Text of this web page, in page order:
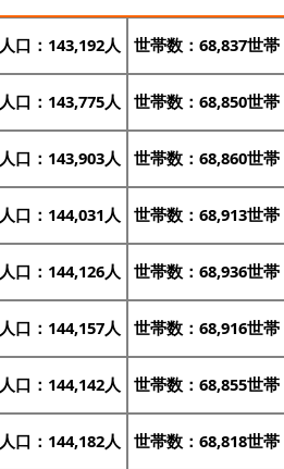
人口：143,192人 世帯数：68,837世帯
人口：143,775人 世帯数：68,850世帯
人口：143,903人 世帯数：68,860世帯
人口：144,031人 世帯数：68,913世帯
人口：144,126人 世帯数：68,936世帯
人口：144,157人 世帯数：68,916世帯
人口：144,142人 世帯数：68,855世帯
人口：144,182人 世帯数：68,818世帯